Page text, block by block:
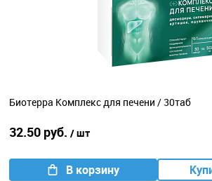
Биотерра Комплекс для печени / 30таб
32.50 руб. / шт
В корзину